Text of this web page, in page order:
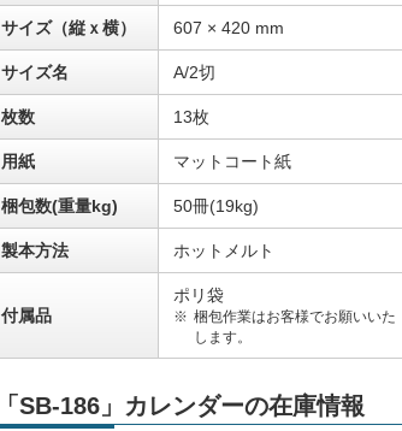
サイズ（縦ｘ横） 607 × 420 mm
サイズ名 A/2切
枚数 13枚
用紙 マットコート紙
梱包数(重量kg) 50冊(19kg)
製本方法 ホットメルト
付属品
ポリ袋
梱包作業はお客様でお願いいた
します。
「SB-186」カレンダーの在庫情報